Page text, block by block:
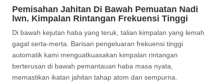
Pemisahan Jahitan Di Bawah Pemuatan Nadi
lwn. Kimpalan Rintangan Frekuensi Tinggi
Di bawah kejutan haba yang teruk, talian kimpalan yang lemah
gagal serta-merta. Barisan pengeluaran frekuensi tinggi
automatik kami menguatkuasakan kimpalan rintangan
berterusan di bawah pemantauan haba masa nyata,
memastikan ikatan jahitan tahap atom dan sempurna.